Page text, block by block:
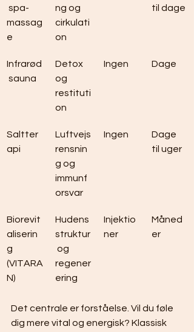
spa-
massag
e
ng og
cirkulati
on
til dage
Infrarød
sauna
Detox
og
restituti
on
Ingen Dage
Saltter
api
Luftvejs
rensnin
g og
immunf
orsvar
Ingen
Dage
til uger
Biorevit
aliserin
g
(VITARA
N)
Hudens
struktur
og
regener
ering
Injektio
ner
Måned
er
Det centrale er forståelse. Vil du føle
dig mere vital og energisk? Klassisk